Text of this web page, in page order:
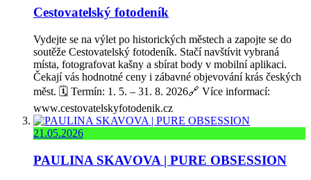
Cestovatelský fotodeník
Vydejte se na výlet po historických městech a zapojte se do
soutěže Cestovatelský fotodeník. Stačí navštívit vybraná
místa, fotografovat kašny a sbírat body v mobilní aplikaci.
Čekají vás hodnotné ceny i zábavné objevování krás českých
měst. 🗓️ Termín: 1. 5. – 31. 8. 2026🔗 Více informací:
www.cestovatelskyfotodenik.cz
21.05.2026
PAULINA SKAVOVA | PURE OBSESSION